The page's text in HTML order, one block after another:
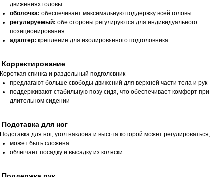
движениях головы
оболочка: обеспечивает максимальную поддержку всей головы
регулируемый: обе стороны регулируются для индивидуального
позиционирования
адаптер: крепление для изолированного подголовника
Корректирование
Короткая спинка и раздельный подголовник
предлагают больше свободы движений для верхней части тела и рук
поддерживают стабильную позу сидя, что обеспечивает комфорт при
длительном сидении
Подставка для ног
Подставка для ног, угол наклона и высота которой может регулироваться,
может быть сложена
облегчает посадку и высадку из коляски